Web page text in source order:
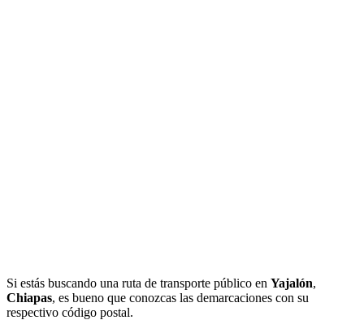
Si estás buscando una ruta de transporte público en Yajalón,
Chiapas, es bueno que conozcas las demarcaciones con su
respectivo código postal.